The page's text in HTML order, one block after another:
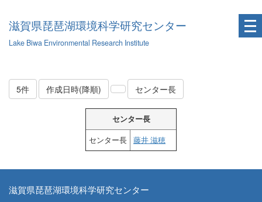
滋賀県琵琶湖環境科学研究センター
Lake Biwa Environmental Research Institute
5件 作成日時(降順) センター長
センター長
センター長
藤井 滋穂
滋賀県琵琶湖環境科学研究センター